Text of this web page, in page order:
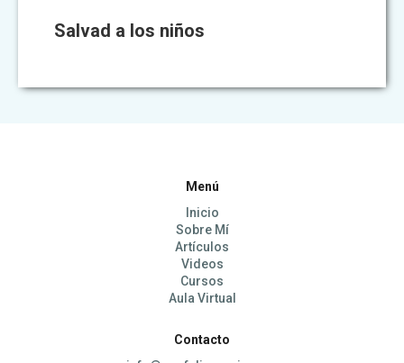
Salvad a los niños
Menú
Inicio
Sobre Mí
Artículos
Videos
Cursos
Aula Virtual
Contacto